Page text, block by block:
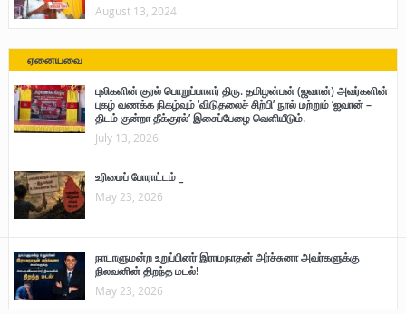
August 13, 2024
ஏனையவை
புலிகளின் குரல் பொறுப்பாளர் திரு. தமிழன்பன் (ஜவான்) அவர்களின்
புகழ் வணக்க நிகழ்வும் ‘விடுதலைச் சிற்பி’ நூல் மற்றும் ‘ஜவான் –
திடம் குன்றா தீக்குரல்’ இசைப்பேழை வெளியீடும்.
July 13, 2026
உரிமைப் போராட்டம் _
May 23, 2026
நாடாளுமன்ற உறுப்பினர் இராமநாதன் அர்ச்சுனா அவர்களுக்கு
நிலவனின் திறந்த மடல்!
May 23, 2026